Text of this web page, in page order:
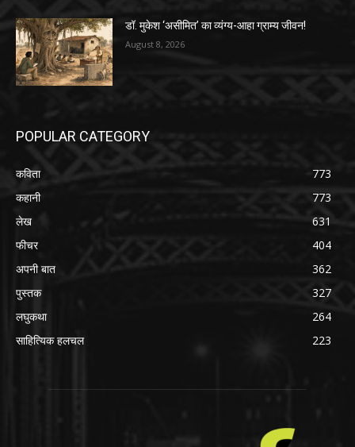
डॉ. मुकेश ‘असीमित’ का व्यंग्य-आहा ग्राम्य जीवन!
August 8, 2026
POPULAR CATEGORY
कविता
773
कहानी
773
लेख
631
फीचर
404
अपनी बात
362
पुस्तक
327
लघुकथा
264
साहित्यिक हलचल
223